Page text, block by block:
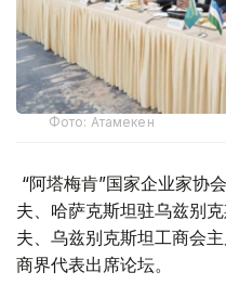
Фото: Атамекен
“阿塔梅肯”国家企业家协
夫、哈萨克斯坦驻乌兹别
夫、乌兹别克斯坦工商会
商界代表出席论坛。